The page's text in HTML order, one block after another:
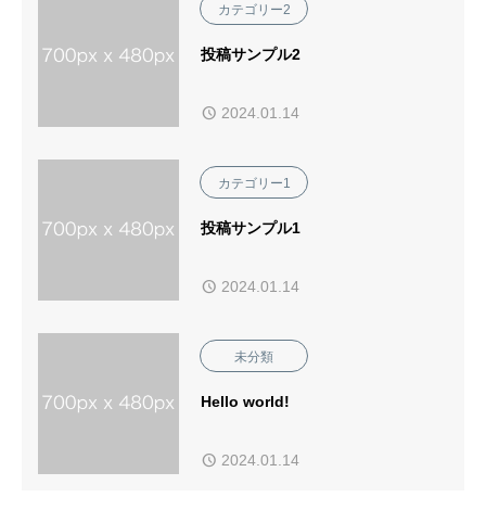
カテゴリー2
投稿サンプル2
2024.01.14
カテゴリー1
投稿サンプル1
2024.01.14
未分類
Hello world!
2024.01.14